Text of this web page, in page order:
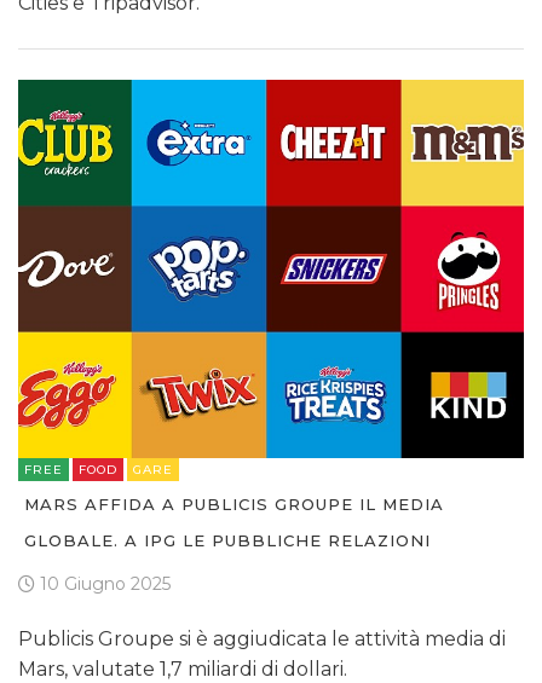
FREE FOOD GARE
MARS AFFIDA A PUBLICIS GROUPE IL MEDIA
GLOBALE. A IPG LE PUBBLICHE RELAZIONI
10 Giugno 2025
Publicis Groupe si è aggiudicata le attività media di
Mars, valutate 1,7 miliardi di dollari.